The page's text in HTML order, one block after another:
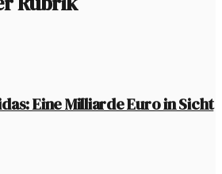
Eine Milliarde Euro in Sicht